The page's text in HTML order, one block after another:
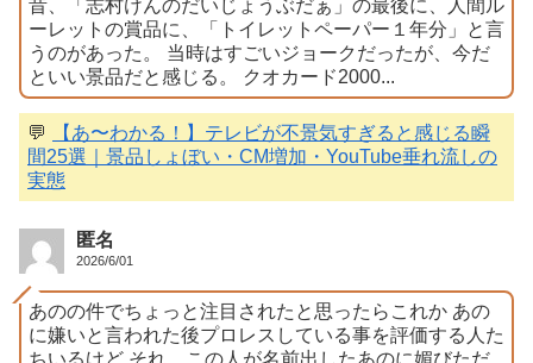
昔、「志村けんのだいじょうぶだぁ」の最後に、人間ル
ーレットの賞品に、「トイレットペーパー１年分」と言
うのがあった。 当時はすごいジョークだったが、今だ
といい景品だと感じる。 クオカード2000...
💬
【あ〜わかる！】テレビが不景気すぎると感じる瞬
間25選｜景品しょぼい・CM増加・YouTube垂れ流しの
実態
匿名
2026/6/01
あのの件でちょっと注目されたと思ったらこれか あの
に嫌いと言われた後プロレスしている事を評価する人た